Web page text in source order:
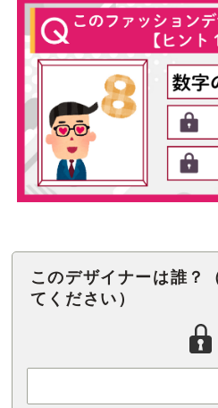
このデザイナーは誰？
てください）